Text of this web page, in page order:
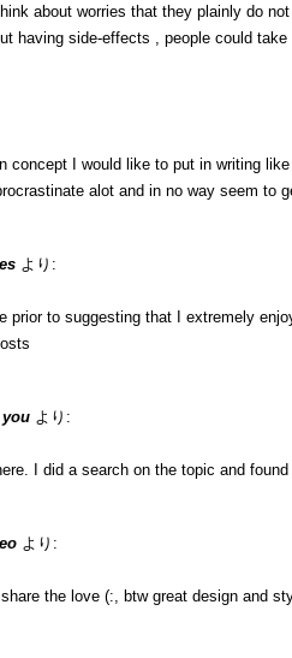
about worries that they plainly do
having side-effects , people could
concept I would like to put in writing
alot and in no way seem to
より:
prior to suggesting that I extremely
より:
I did a search on the topic and
より:
the love (:, btw great design and